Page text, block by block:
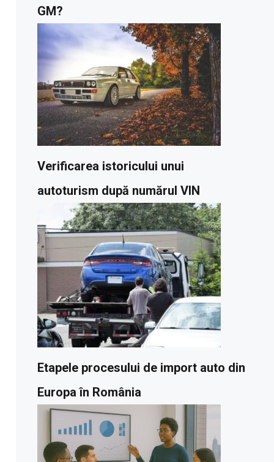
GM?
Verificarea istoricului unui
autoturism după numărul VIN
Etapele procesului de import auto din
Europa în România